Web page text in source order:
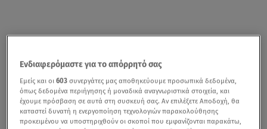
Ενδιαφερόμαστε για το απόρρητό σας
Εμείς και οι603 συνεργάτες μας αποθηκεύουμε προσωπικά δεδομένα,
όπως δεδομένα περιήγησης ή μοναδικά αναγνωριστικά στοιχεία, και
έχουμε πρόσβαση σε αυτά στη συσκευή σας. Αν επιλέξετε Αποδοχή, θα
καταστεί δυνατή η ενεργοποίηση τεχνολογιών παρακολούθησης
προκειμένου να υποστηριχθούν οι σκοποί που εμφανίζονται παρακάτω,